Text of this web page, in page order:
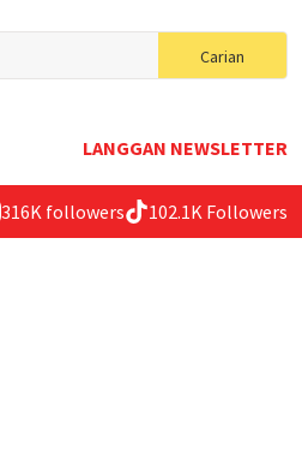
Carian
for:
LANGGAN NEWSLETTER
316K followers 102.1K Followers